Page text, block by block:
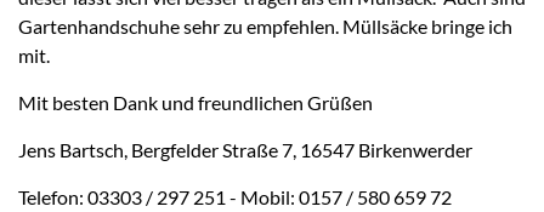
Gartenhandschuhe sehr zu empfehlen. Müllsäcke bringe ich
mit.
Mit besten Dank und freundlichen Grüßen
Jens Bartsch, Bergfelder Straße 7, 16547 Birkenwerder
Telefon: 03303 / 297 251 - Mobil: 0157 / 580 659 72